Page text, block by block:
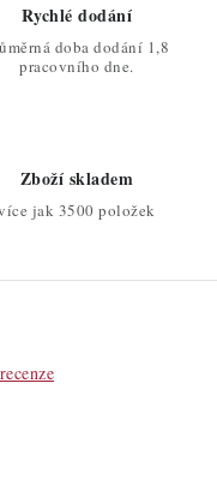
Rychlé dodání
doba dodání 1,8
pracovního dne.
Zboží skladem
jak 3500 položek